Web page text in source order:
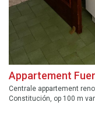
Appartement
Centrale appartement
Constitución, op 100 m